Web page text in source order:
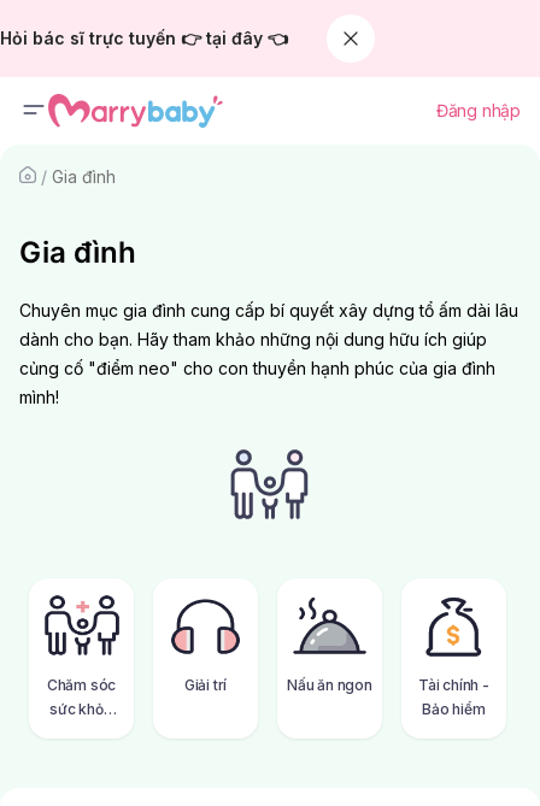
Hỏi bác sĩ trực tuyến 👉 tại đây 👈
Đăng nhập
/ Gia đình
Gia đình
Chuyên mục gia đình cung cấp bí quyết xây dựng tổ ấm dài lâu
dành cho bạn. Hãy tham khảo những nội dung hữu ích giúp
củng cố "điểm neo" cho con thuyền hạnh phúc của gia đình
mình!
Chăm sóc
sức khỏe
Giải trí Nấu ăn ngon
Tài chính -
Bảo hiểm